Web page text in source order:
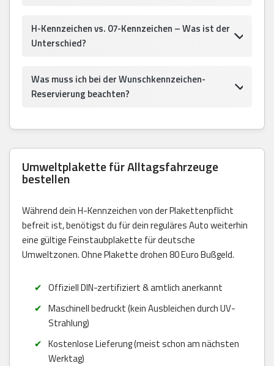
H-Kennzeichen vs. 07-Kennzeichen – Was ist der
Unterschied?
Was muss ich bei der Wunschkennzeichen-
Reservierung beachten?
Umweltplakette für Alltagsfahrzeuge
bestellen
Während dein H-Kennzeichen von der Plakettenpflicht
befreit ist, benötigst du für dein reguläres Auto weiterhin
eine gültige Feinstaubplakette für deutsche
Umweltzonen. Ohne Plakette drohen 80 Euro Bußgeld.
Offiziell DIN-zertifiziert & amtlich anerkannt
Maschinell bedruckt (kein Ausbleichen durch UV-
Strahlung)
Kostenlose Lieferung (meist schon am nächsten
Werktag)